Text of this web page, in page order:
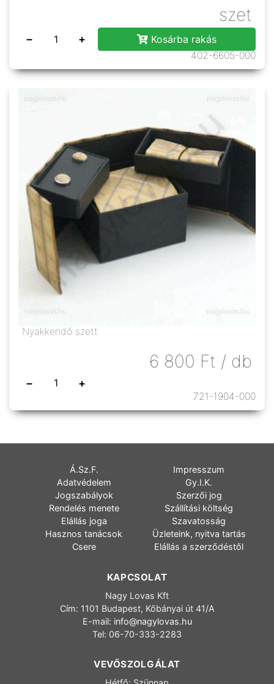
szet
− +
Kosárba rakás
402-6605-000
Nyakkendő szett
6 800 Ft / db
− +
721-1904-000
Á.Sz.F.
Impresszum
Adatvédelem
Gy.I.K.
Jogszabályok
Szerzői jog
Rendelés menete
Szállítási költség
Elállás joga
Szavatosság
Hasznos tanácsok
Üzleteink, nyitva tartás
Csere
Elállás a szerződéstől
KAPCSOLAT
Nagy Lovas Kft
Cím: 1101 Budapest, Kőbányai út 41/A
E-mail: info@nagylovas.hu
Tel: 06-70-333-2283
VEVŐSZOLGÁLAT